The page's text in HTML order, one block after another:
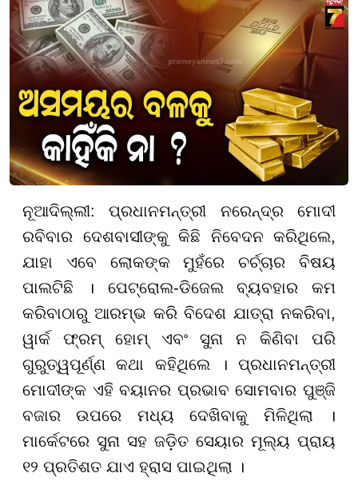
ନୂଆଦିଲ୍ଲୀ: ପ୍ରଧାନମନ୍ତ୍ରୀ ନରେନ୍ଦ୍ର ମୋଦୀ
ରବିବାର ଦେଶବାସୀଙ୍କୁ କିଛି ନିବେଦନ କରିଥିଲେ,
ଯାହା ଏବେ ଲୋକଙ୍କ ମୁହଁରେ ଚର୍ଚ୍ଚାର ବିଷୟ
ପାଲଟିଛି । ପେଟ୍ରୋଲ-ଡିଜେଲ ବ୍ୟବହାର କମ
କରିବାଠାରୁ ଆରମ୍ଭ କରି ବିଦେଶ ଯାତ୍ରା ନକରିବା,
ୱାର୍କ ଫ୍ରମ୍ ହୋମ୍ ଏବଂ ସୁନା ନ କିଣିବା ପରି
ଗୁରୁତ୍ୱପୂର୍ଣ୍ଣ କଥା କହିଥିଲେ । ପ୍ରଧାନମନ୍ତ୍ରୀ
ମୋଦୀଙ୍କ ଏହି ବୟାନର ପ୍ରଭାବ ସୋମବାର ପୁଞ୍ଜି
ବଜାର ଉପରେ ମଧ୍ୟ ଦେଖିବାକୁ ମିଳିଥିଲା ।
ମାର୍କେଟରେ ସୁନା ସହ ଜଡ଼ିତ ସେୟାର ମୂଲ୍ୟ ପ୍ରାୟ
୧୨ ପ୍ରତିଶତ ଯାଏ ହ୍ରାସ ପାଇଥିଲା ।